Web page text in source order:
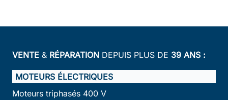
VENTE & RÉPARATION DEPUIS PLUS DE 39 ANS :
MOTEURS ÉLECTRIQUES
Moteurs triphasés 400 V